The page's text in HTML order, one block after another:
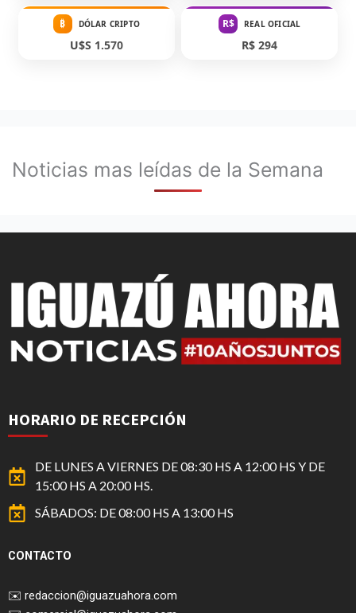
₿ DÓLAR CRIPTO
U$S 1.570
R$ REAL OFICIAL
R$ 294
Noticias mas leídas de la Semana
HORARIO DE RECEPCIÓN
DE LUNES A VIERNES DE 08:30 HS A 12:00 HS Y DE
15:00 HS A 20:00 HS.
SÁBADOS: DE 08:00 HS A 13:00 HS
CONTACTO
✉️ redaccion@iguazuahora.com